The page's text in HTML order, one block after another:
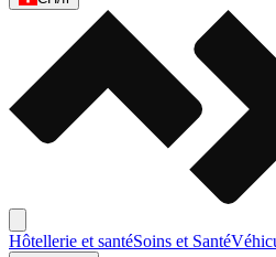
Hôtellerie et santéSoins et Santé